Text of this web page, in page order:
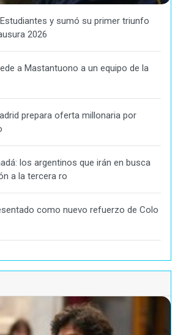
y sumó su primer triunfo
2026
a Mastantuono a un equipo de la
prepara oferta millonaria por
los argentinos que irán en busca
a la tercera ro
como nuevo refuerzo de Colo